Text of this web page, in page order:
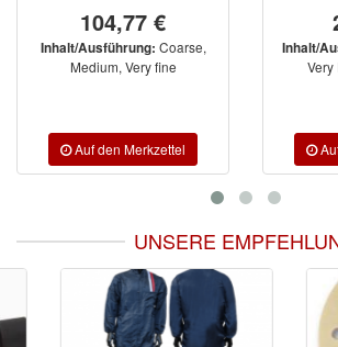
104,77 €
Inhalt/Ausführung: Coarse,
Medium, Very fine
Inhalt/
Very
UNSERE